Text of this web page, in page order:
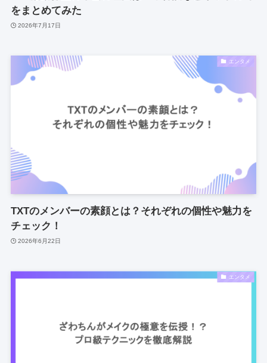
をまとめてみた
2026年7月17日
エンタメ
TXTのメンバーの素顔とは？それぞれの個性や魅力を
チェック！
2026年6月22日
エンタメ